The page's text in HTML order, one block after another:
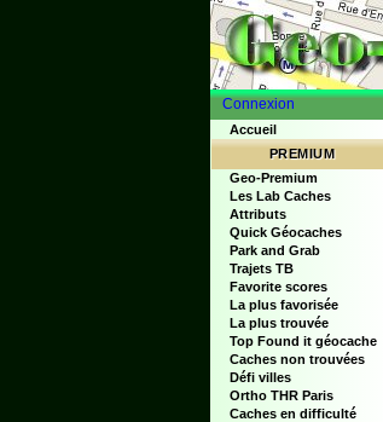
Connexion
Accueil
PREMIUM
Geo-Premium
Les Lab Caches
Attributs
Quick Géocaches
Park and Grab
Trajets TB
Favorite scores
La plus favorisée
La plus trouvée
Top Found it géocache
Caches non trouvées
Défi villes
Ortho THR Paris
Caches en difficulté